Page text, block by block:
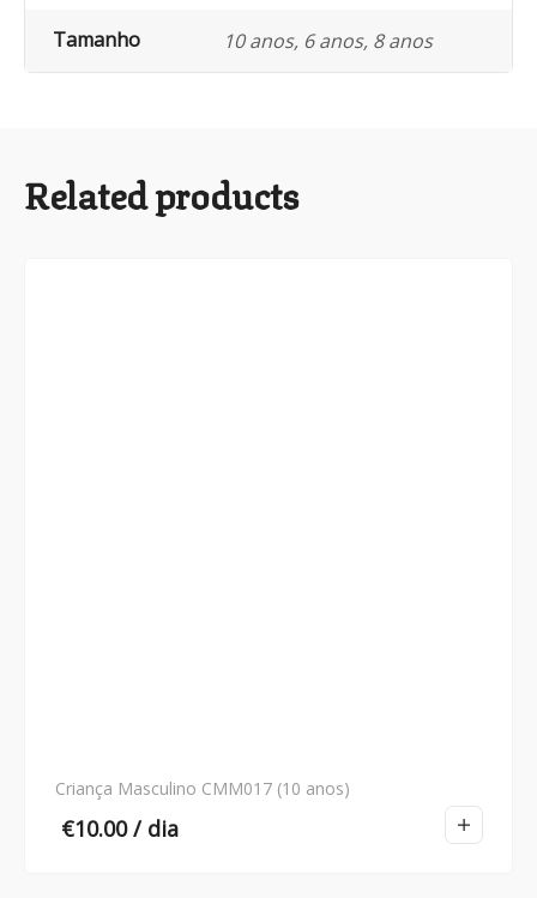
Tamanho 10 anos, 6 anos, 8 anos
Related products
Criança Masculino CMM017 (10 anos)
€10.00/ dia